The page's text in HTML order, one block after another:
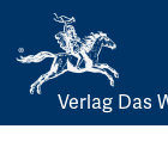
Skip
Verlag Das